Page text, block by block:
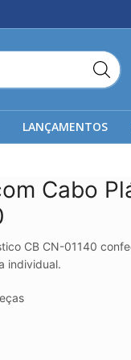
LANÇAMENTOS
Cabo
CB CN-01140
individual.